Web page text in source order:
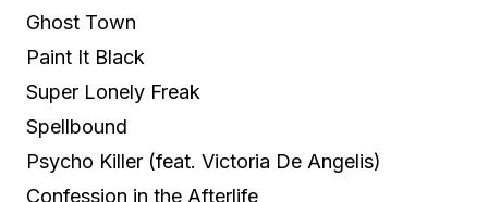
Ghost Town
Paint It Black
Super Lonely Freak
Spellbound
Psycho Killer (feat. Victoria De Angelis)
Confession in the Afterlife